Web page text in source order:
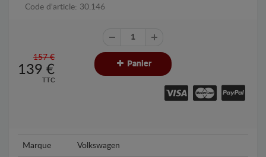
Code d'article: 30.146
157 €
139 €
TTC
Panier
Marque Volkswagen